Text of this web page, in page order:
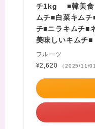
チ1kg ■韓美食■
ムチ■白菜キム
チ■ニラキムチ■
美味しいキムチ■
フルーツ
¥2,620
（2025/11/